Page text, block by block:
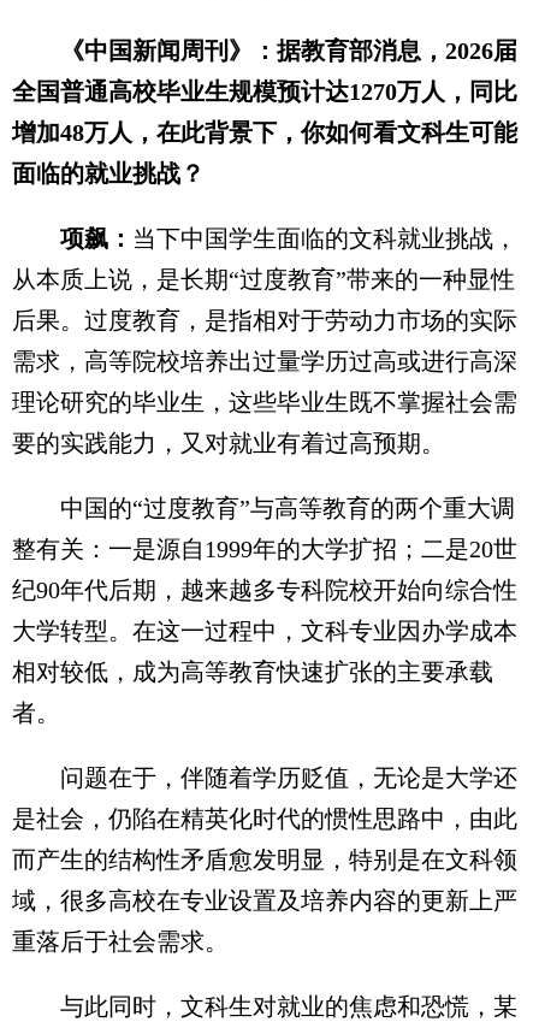
《中国新闻周刊》：据教育部消息，2026届
全国普通高校毕业生规模预计达1270万人，同比
增加48万人，在此背景下，你如何看文科生可能
面临的就业挑战？
项飙： 当下中国学生面临的文科就业挑战，
从本质上说，是长期“过度教育”带来的一种显性
后果。过度教育，是指相对于劳动力市场的实际
需求，高等院校培养出过量学历过高或进行高深
理论研究的毕业生，这些毕业生既不掌握社会需
要的实践能力，又对就业有着过高预期。
中国的“过度教育”与高等教育的两个重大调
整有关：一是源自1999年的大学扩招；二是20世
纪90年代后期，越来越多专科院校开始向综合性
大学转型。在这一过程中，文科专业因办学成本
相对较低，成为高等教育快速扩张的主要承载
者。
问题在于，伴随着学历贬值，无论是大学还
是社会，仍陷在精英化时代的惯性思路中，由此
而产生的结构性矛盾愈发明显，特别是在文科领
域，很多高校在专业设置及培养内容的更新上严
重落后于社会需求。
与此同时，文科生对就业的焦虑和恐慌，某